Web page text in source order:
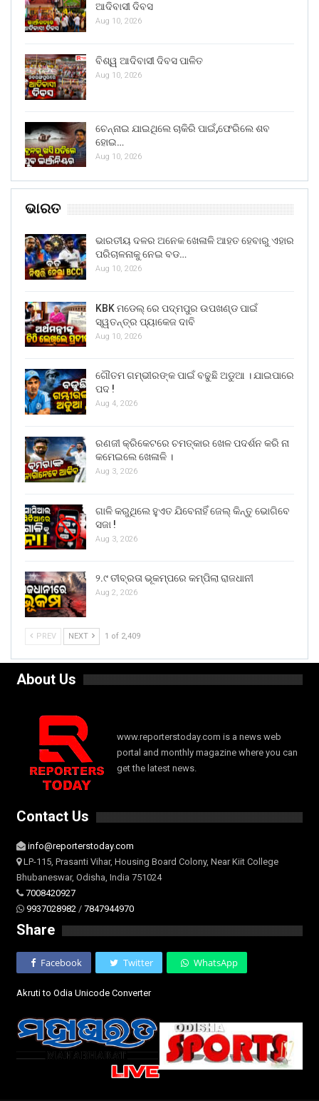
ଆଦିବାସୀ ଦିବସ
Aug 10, 2026
ବିଶ୍ୱ ଆଦିବାସୀ ଦିବସ ପାଳିତ
Aug 10, 2026
ଚେନ୍ନାଇ ଯାଇଥିଲେ ଚାକିରି ପାଇଁ,ଫେରିଲେ ଶବ
ହୋଇ…
Aug 10, 2026
ଭାରତ
ଭାରତୀୟ ଦଳର ଅନେକ ଖେଳାଳି ଆହତ ହେବାରୁ ଏହାର
ପରିଚାଳନାକୁ ନେଇ ବଡ…
Aug 10, 2026
KBK ମଡେଲ୍ ରେ ପଦ୍ମପୁର ଉପଖଣ୍ଡ ପାଇଁ
ସ୍ୱତନ୍ତ୍ର ପ୍ୟାକେଜ ଦାବି
Aug 10, 2026
ଗୌତମ ଗମ୍ଭୀରଙ୍କ ପାଇଁ ବଢୁଛି ଅଡୁଆ । ଯାଇପାରେ
ପଦ !
Aug 4, 2026
ରଣଜୀ କ୍ରିକେଟରେ ଚମତ୍କାର ଖେଳ ପଦର୍ଶନ କରି ନା
କମେଇଲେ ଖେଳାଳି ।
Aug 3, 2026
ଗାଳି କରୁଥିଲେ ହୁଏତ ଯିବେନାହିଁ ଜେଲ୍ କିନ୍ତୁ ଭୋଗିବେ
ସଜା !
Aug 3, 2026
୨.୯ ତୀବ୍ରତା ଭୂକମ୍ପରେ କମ୍ପିଲା ରାଜଧାନୀ
Aug 2, 2026
PREV NEXT 1 of 2,409
About Us
www.reporterstoday.com is a news web
portal and monthly magazine where you can
get the latest news.
Contact Us
info@reporterstoday.com
LP-115, Prasanti Vihar, Housing Board Colony, Near Kiit College
Bhubaneswar, Odisha, India 751024
7008420927
9937028982 / 7847944970
Share
Facebook Twitter WhatsApp
Akruti to Odia Unicode Converter